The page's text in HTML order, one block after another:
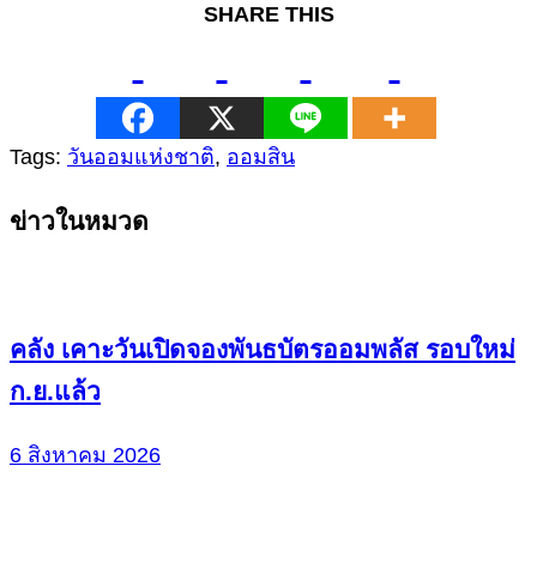
SHARE THIS
Tags: วันออมแห่งชาติ, ออมสิน
Continue
ข่าวในหมวด
คลัง เคาะวันเปิดจองพันธบัตรออมพลัส รอบใหม่
ก.ย.แล้ว
6 สิงหาคม 2026